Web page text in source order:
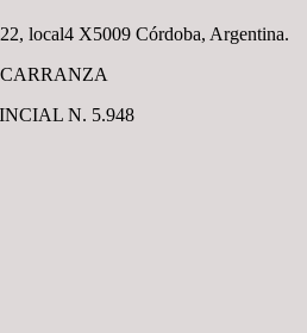
local4 X5009 Córdoba, Argentina.
N. 5.948